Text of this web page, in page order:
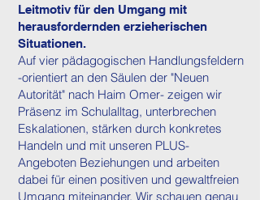
Leitmotiv für den Umgang mit
herausfordernden erzieherischen
Situationen.
​Auf vier pädagogischen Handlungsfeldern
-orientiert an den Säulen der "Neuen
Autorität" nach Haim Omer- zeigen wir
Präsenz im Schulalltag, unterbrechen
Eskalationen, stärken durch konkretes
Handeln und mit unseren PLUS-
Angeboten Beziehungen und arbeiten
dabei für einen positiven und gewaltfreien
Umgang miteinander. Wir schauen genau